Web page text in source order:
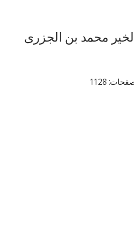
محمد بن الجزری
1128